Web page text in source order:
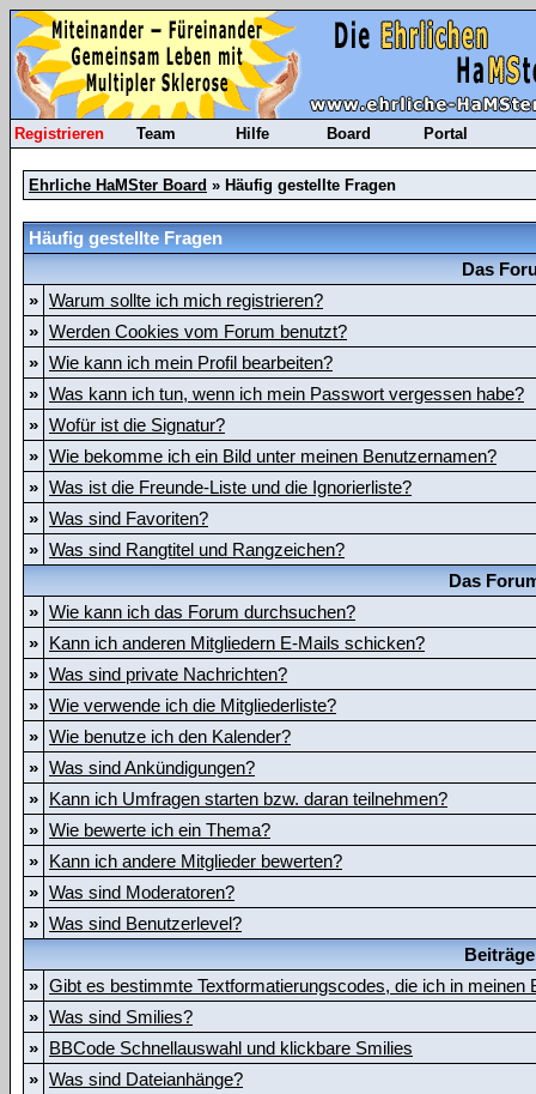
Registrieren Team Hilfe Board Portal
Ehrliche HaMSter Board » Häufig gestellte Fragen
Häufig gestellte Fragen
Das
» Warum sollte ich mich registrieren?
» Werden Cookies vom Forum benutzt?
» Wie kann ich mein Profil bearbeiten?
» Was kann ich tun, wenn ich mein Passwort vergessen habe?
» Wofür ist die Signatur?
» Wie bekomme ich ein Bild unter meinen Benutzernamen?
» Was ist die Freunde-Liste und die Ignorierliste?
» Was sind Favoriten?
» Was sind Rangtitel und Rangzeichen?
Das
» Wie kann ich das Forum durchsuchen?
» Kann ich anderen Mitgliedern E-Mails schicken?
» Was sind private Nachrichten?
» Wie verwende ich die Mitgliederliste?
» Wie benutze ich den Kalender?
» Was sind Ankündigungen?
» Kann ich Umfragen starten bzw. daran teilnehmen?
» Wie bewerte ich ein Thema?
» Kann ich andere Mitglieder bewerten?
» Was sind Moderatoren?
» Was sind Benutzerlevel?
» Gibt es bestimmte Textformatierungscodes, die ich in meinen
» Was sind Smilies?
» BBCode Schnellauswahl und klickbare Smilies
» Was sind Dateianhänge?